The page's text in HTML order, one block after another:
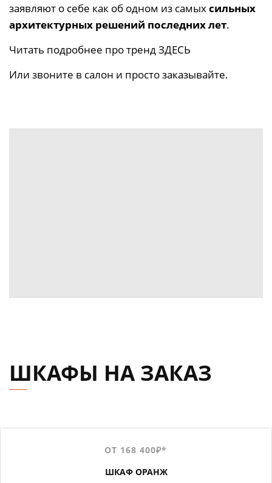
заявляют о себе как об одном из самыхсильных
архитектурных решений последних лет.
Читать подробнее про тренд ЗДЕСЬ
Или звоните в салон и просто заказывайте.
ШКАФЫ НА ЗАКАЗ
ОТ 168 400₽*
ШКАФ ОРАНЖ